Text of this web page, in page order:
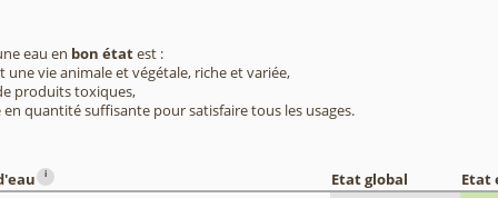
eau en bon étatest :
une vie animale et végétale, riche et variée,
produits toxiques,
quantité suffisante pour satisfaire tous les usages.
i Etat global
Etat